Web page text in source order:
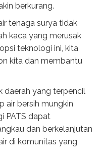
berkurang.
tenaga surya tidak
kaca yang merusak
teknologi ini, kita
kita dan membantu
daerah yang terpencil
air bersih mungkin
PATS dapat
dan berkelanjutan
di komunitas yang